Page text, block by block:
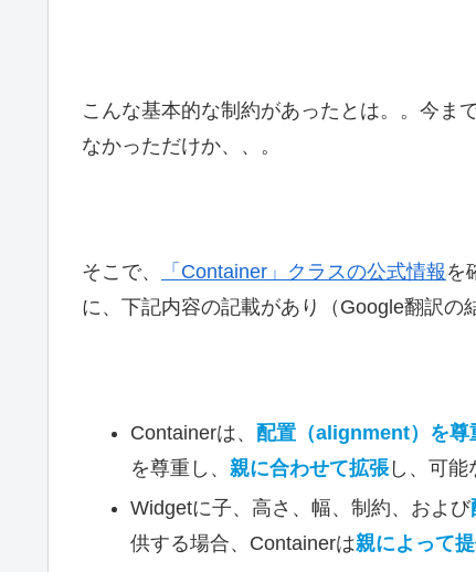
こんな基本的な制約があったとは。。今ま
なかっただけか、、。
そこで、 「Container」クラスの公式情報 を
に、下記内容の記載があり（Google翻訳の
Containerは、 配置（alignment）を尊
を尊重し、 親に合わせて拡張し、可能
Widgetに子、高さ、幅、制約、および
供する場合、Containerは親によって